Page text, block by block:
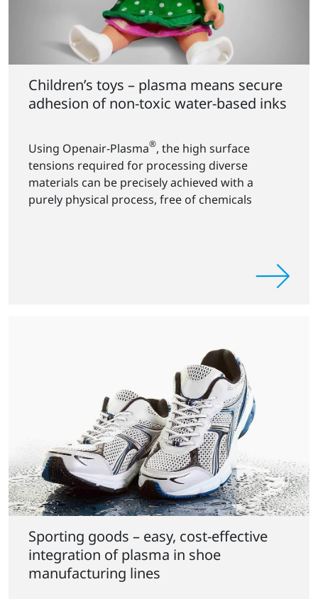
Children’s toys – plasma means secure
adhesion of non-toxic water-based inks
Using Openair-Plasma®, the high surface
tensions required for processing diverse
materials can be precisely achieved with a
purely physical process, free of chemicals
Sporting goods – easy, cost-effective
integration of plasma in shoe
manufacturing lines